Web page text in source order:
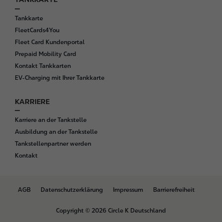
Tankkarte
FleetCards4You
Fleet Card Kundenportal
Prepaid Mobility Card
Kontakt Tankkarten
EV-Charging mit Ihrer Tankkarte
KARRIERE
Karriere an der Tankstelle
Ausbildung an der Tankstelle
Tankstellenpartner werden
Kontakt
B
AGB Datenschutzerklärung Impressum Barrierefreiheit
Copyright © 2026 Circle K Deutschland